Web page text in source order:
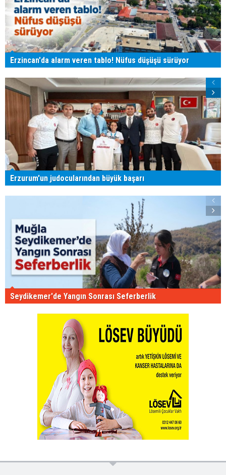
Erzincan'da alarm veren tablo! Nüfus düşüşü sürüyor
Erzurum'un judocularından büyük başarı
Seydikemer'de Yangın Sonrası Seferberlik